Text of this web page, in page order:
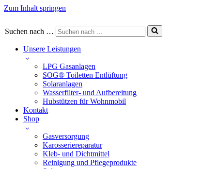
Zum Inhalt springen
Suchen nach …
Unsere Leistungen
LPG Gasanlagen
SOG® Toiletten Entlüftung
Solaranlagen
Wasserfilter- und Aufbereitung
Hubstützen für Wohnmobil
Kontakt
Shop
Gasversorgung
Karosseriereparatur
Kleb- und Dichtmittel
Reinigung und Pflegeprodukte